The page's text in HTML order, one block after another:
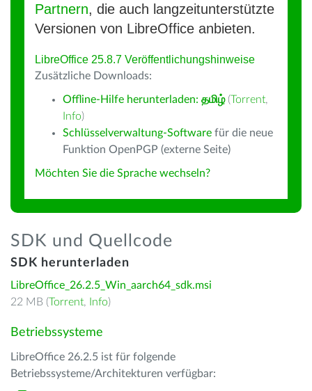
Partnern, die auch langzeitunterstützte
Versionen von LibreOffice anbieten.
LibreOffice 25.8.7 Veröffentlichungshinweise
Zusätzliche Downloads:
Offline-Hilfe herunterladen: தமிழ் (Torrent,
Info)
Schlüsselverwaltung-Software für die neue
Funktion OpenPGP (externe Seite)
Möchten Sie die Sprache wechseln?
SDK und Quellcode
SDK herunterladen
LibreOffice_26.2.5_Win_aarch64_sdk.msi
22 MB (Torrent, Info)
Betriebssysteme
LibreOffice 26.2.5 ist für folgende
Betriebssysteme/Architekturen verfügbar: